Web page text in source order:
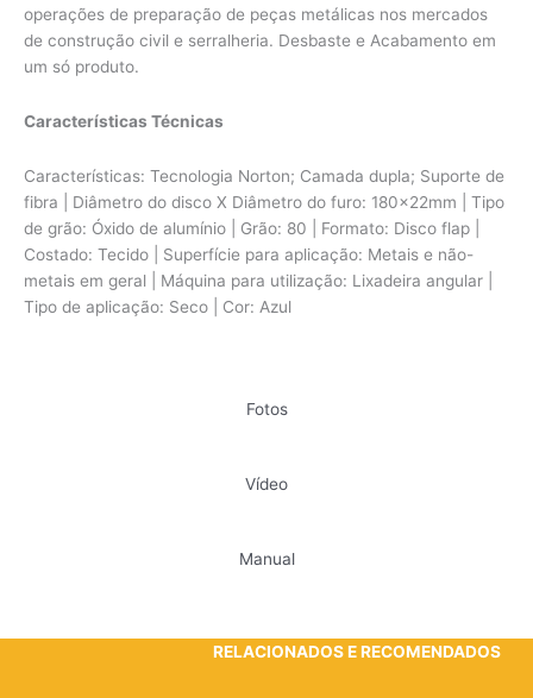
Fotos
Vídeo
Manual
operações de preparação de peças metálicas nos mercados
de construção civil e serralheria. Desbaste e Acabamento em
um só produto.
Características Técnicas
Características: Tecnologia Norton; Camada dupla; Suporte de
fibra | Diâmetro do disco X Diâmetro do furo: 180x22mm | Tipo
de grão: Óxido de alumínio | Grão: 80 | Formato: Disco flap |
Costado: Tecido | Superfície para aplicação: Metais e não-
metais em geral | Máquina para utilização: Lixadeira angular |
Tipo de aplicação: Seco | Cor: Azul
RELACIONADOS E RECOMENDADOS